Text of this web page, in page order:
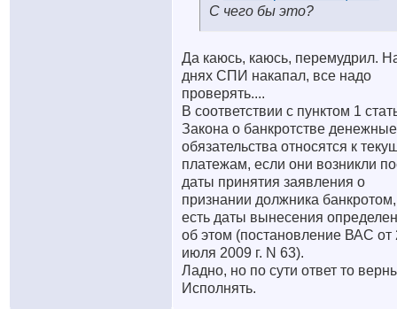
С чего бы это?
Да каюсь, каюсь, перемудрил.
днях СПИ накапал, все надо
проверять....
В соответствии с пунктом 1
Закона о банкротстве денежные
обязательства относятся к
платежам, если они возникли
даты принятия заявления о
признании должника
есть даты вынесения
об этом (постановление ВАС от
июля 2009 г. N 63).
Ладно, но по сути ответ то
Исполнять.